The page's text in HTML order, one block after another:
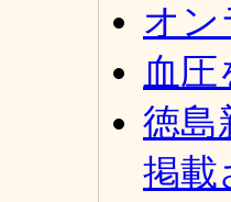
オン
血圧
徳島
掲載